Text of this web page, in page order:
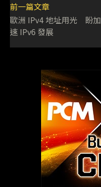
前一篇文章
歐洲 IPv4 地址用光 盼加
速 IPv6 發展